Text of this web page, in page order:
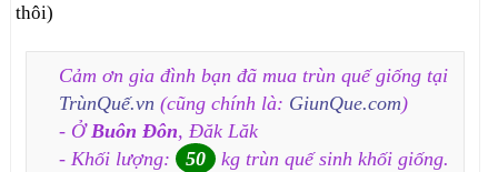
thôi)
Cảm ơn gia đình bạn đã mua trùn quế giống tại
TrùnQuế.vn (cũng chính là: GiunQue.com)
- ỞBuôn Đôn, Đăk Lăk
- Khối lượng: 50
kg trùn quế sinh khối giống.